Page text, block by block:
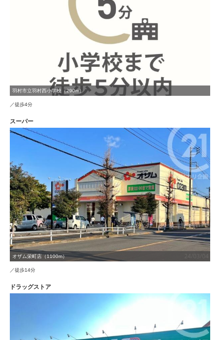
羽村市立羽村西小学校（290m）
／徒歩4分
スーパー
オザム栄町店（1100m）
／徒歩14分
ドラッグストア